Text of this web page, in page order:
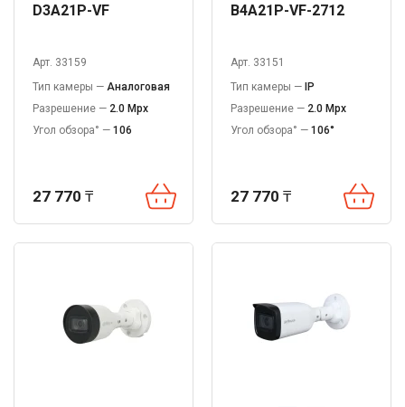
D3A21P-VF
Арт. 33159
Тип камеры — Аналоговая
Разрешение — 2.0 Mpx
Угол обзора° — 106
27 770 ₸
B4A21P-VF-2712
Арт. 33151
Тип камеры — IP
Разрешение — 2.0 Mpx
Угол обзора° — 106°
27 770 ₸